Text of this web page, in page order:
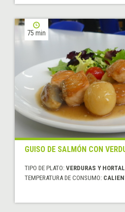
75 min
GUISO DE SALMÓN CON
TIPO DE PLATO: VERDURAS Y
TEMPERATURA DE CONSUMO: